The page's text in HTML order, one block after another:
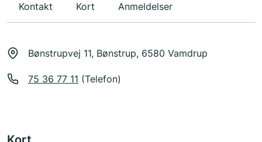
Kontakt Kort Anmeldelser
Bønstrupvej 11, Bønstrup, 6580 Vamdrup
75 36 77 11 (Telefon)